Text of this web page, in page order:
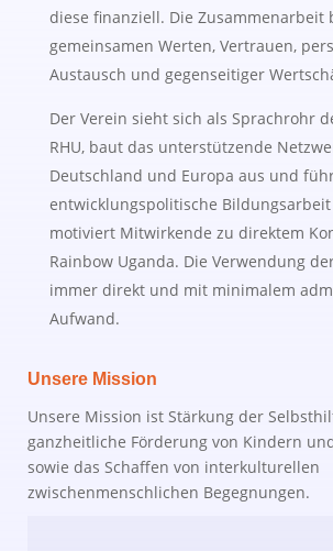
diese finanziell. Die Zusammenarbeit
gemeinsamen Werten, Vertrauen,
Austausch und gegenseitiger
Der Verein sieht sich als Sprachrohr
RHU, baut das unterstützende
Deutschland und Europa aus und
entwicklungspolitische
motiviert Mitwirkende zu direktem
Rainbow Uganda. Die Verwendung
immer direkt und mit minimalem
Aufwand.
Unsere Mission
Unsere Mission ist Stärkung der
ganzheitliche Förderung von Kindern
sowie das Schaffen von interkulturellen
zwischenmenschlichen Begegnungen.